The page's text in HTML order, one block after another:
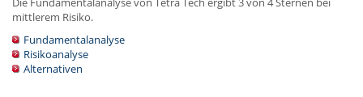
mittlerem Risiko.
Fundamentalanalyse
Risikoanalyse
Alternativen